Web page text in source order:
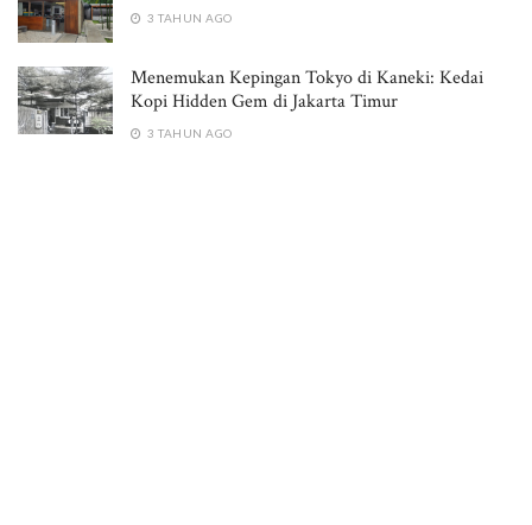
3 TAHUN AGO
Menemukan Kepingan Tokyo di Kaneki: Kedai
Kopi Hidden Gem di Jakarta Timur
3 TAHUN AGO